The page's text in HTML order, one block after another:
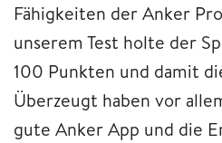
Fähigkeiten der Anker
unserem Test holte der
100 Punkten und damit
Überzeugt haben vor
gute Anker App und die